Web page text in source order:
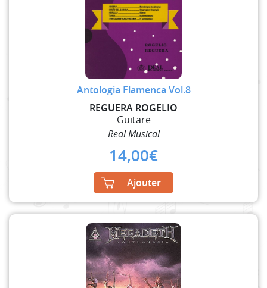
Antologia Flamenca Vol.8
REGUERA ROGELIO
Guitare
Real Musical
14,00€
Ajouter